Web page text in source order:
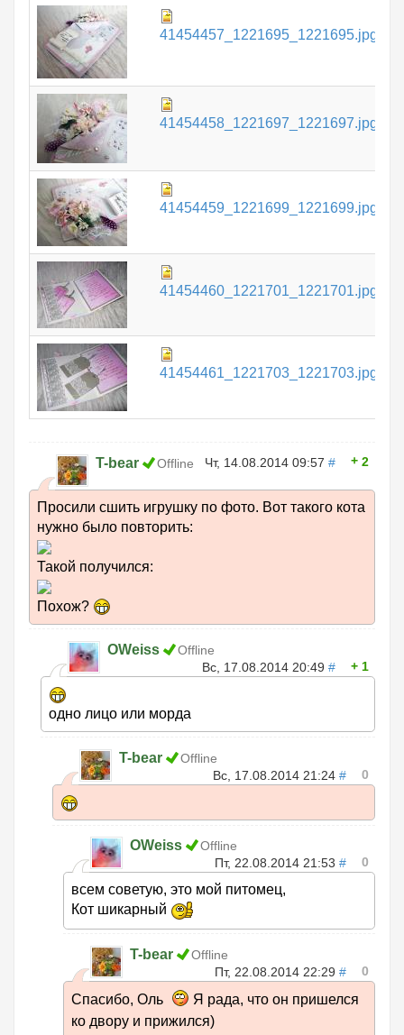
41454457_1221695_1221695.jpg
41454458_1221697_1221697.jpg
41454459_1221699_1221699.jpg
41454460_1221701_1221701.jpg
41454461_1221703_1221703.jpg
T-bear Offline Чт, 14.08.2014 09:57 # 2
Просили сшить игрушку по фото. Вот такого кота
нужно было повторить:
Такой получился:
Похож?
OWeiss
Offline
Вс, 17.08.2014 20:49 # 1
одно лицо или морда
T-bear
Offline
Вс, 17.08.2014 21:24 # 0
OWeiss
Offline
Пт, 22.08.2014 21:53 # 0
всем советую, это мой питомец,
Кот шикарный
T-bear
Offline
Пт, 22.08.2014 22:29 # 0
Спасибо, Оль
Я рада, что он пришелся
ко двору и прижился)